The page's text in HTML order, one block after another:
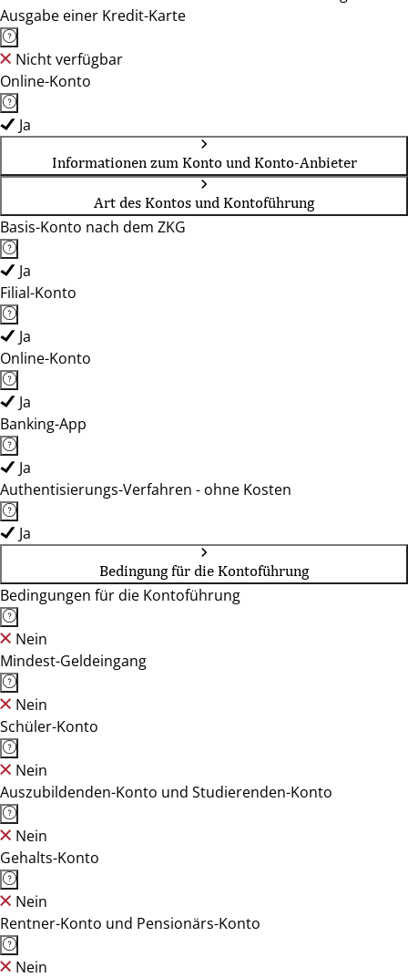
Ausgabe einer Kredit-Karte
Nicht verfügbar
Online-Konto
Ja
Informationen zum Konto und Konto-Anbieter
Art des Kontos und Kontoführung
Basis-Konto nach dem ZKG
Ja
Filial-Konto
Ja
Online-Konto
Ja
Banking-App
Ja
Authentisierungs-Verfahren - ohne Kosten
Ja
Bedingung für die Kontoführung
Bedingungen für die Kontoführung
Nein
Mindest-Geldeingang
Nein
Schüler-Konto
Nein
Auszubildenden-Konto und Studierenden-Konto
Nein
Gehalts-Konto
Nein
Rentner-Konto und Pensionärs-Konto
Nein